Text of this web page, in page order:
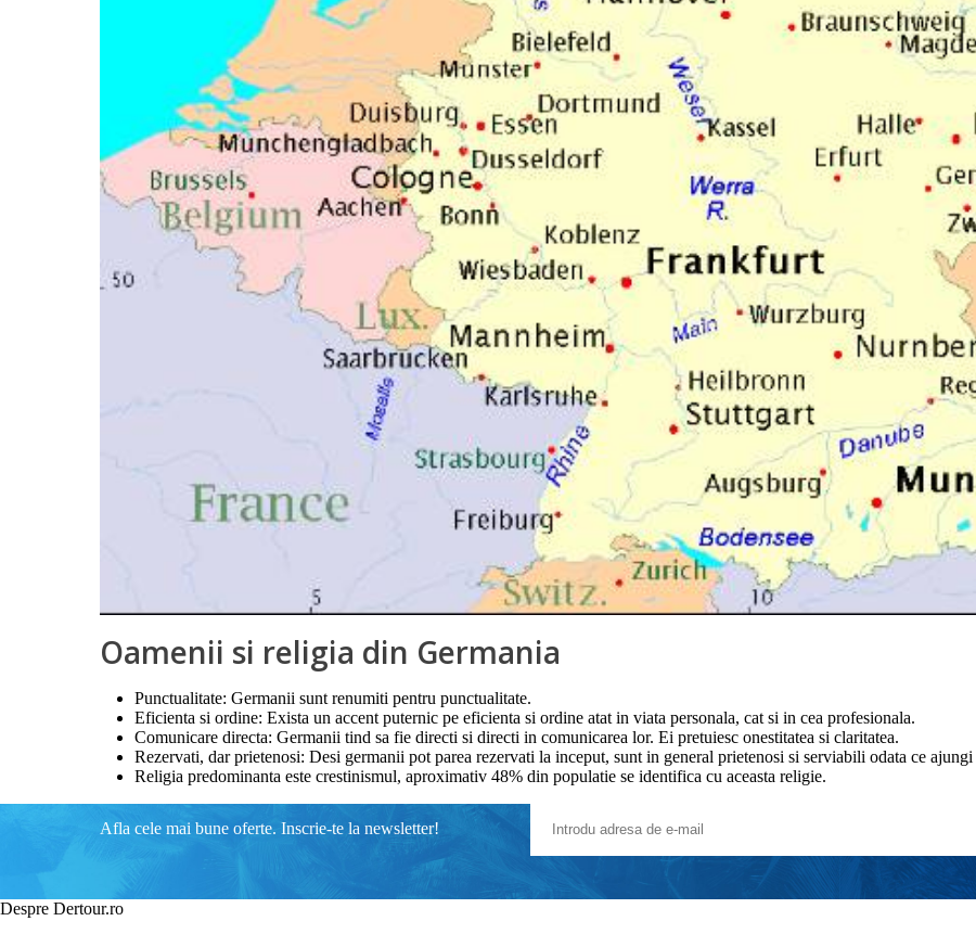
Oamenii si religia din Germania
Punctualitate: Germanii sunt renumiti pentru punctualitate.
Eficienta si ordine: Exista un accent puternic pe eficienta si ordine atat in ​​viata personala, cat si in cea profesionala.
Comunicare directa: Germanii tind sa fie directi si directi in comunicarea lor. Ei pretuiesc onestitatea si claritatea.
Rezervati, dar prietenosi: Desi germanii pot parea rezervati la inceput, sunt in general prietenosi si serviabili odata ce
Religia predominanta este crestinismul, aproximativ 48% din populatie se identifica cu aceasta religie.
Afla cele mai bune oferte. Inscrie-te la newsletter!
Despre Dertour.ro